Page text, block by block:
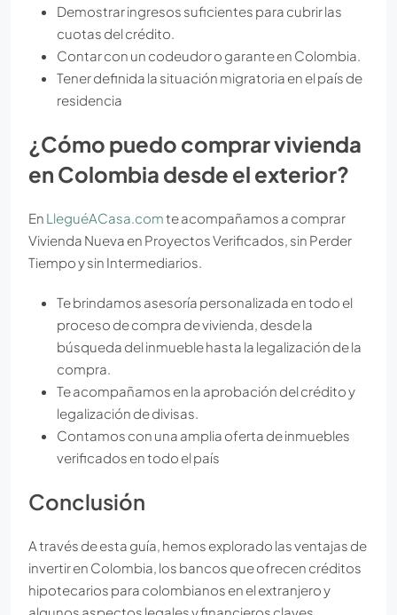
Demostrar ingresos suficientes para cubrir las
cuotas del crédito.
Contar con un codeudor o garante en Colombia.
Tener definida la situación migratoria en el país de
residencia
¿Cómo puedo comprar vivienda
en Colombia desde el exterior?
En LleguéACasa.comte acompañamos a comprar
Vivienda Nueva en Proyectos Verificados, sin Perder
Tiempo y sin Intermediarios.
Te brindamos asesoría personalizada en todo el
proceso de compra de vivienda, desde la
búsqueda del inmueble hasta la legalización de la
compra.
Te acompañamos en la aprobación del crédito y
legalización de divisas.
Contamos con una amplia oferta de inmuebles
verificados en todo el país
Conclusión
A través de esta guía, hemos explorado las ventajas de
invertir en Colombia, los bancos que ofrecen créditos
hipotecarios para colombianos en el extranjero y